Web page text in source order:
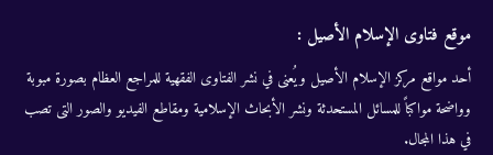
موقع فتاوى الإسلام الأصيل :
أحد مواقع مركز الإسلام الأصيل ويُعنى في نشر الفتاوى الفقهية للمراجع العظام بصورة مبوبة
وواضحة مواكباً للمسائل المستحدثة ونشر الأبحاث الإسلامية ومقاطع الفيديو والصور التى تصب
في هذا المجال.